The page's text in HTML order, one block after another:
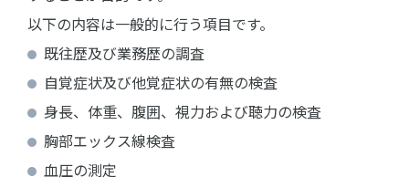
以下の内容は一般的に行う項目です。
既往歴及び業務歴の調査
自覚症状及び他覚症状の有無の検査
身長、体重、腹囲、視力および聴力の検査
胸部エックス線検査
血圧の測定